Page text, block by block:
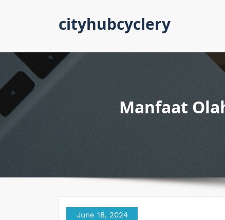
cityhubcyclery
Manfaat
June 18, 2024